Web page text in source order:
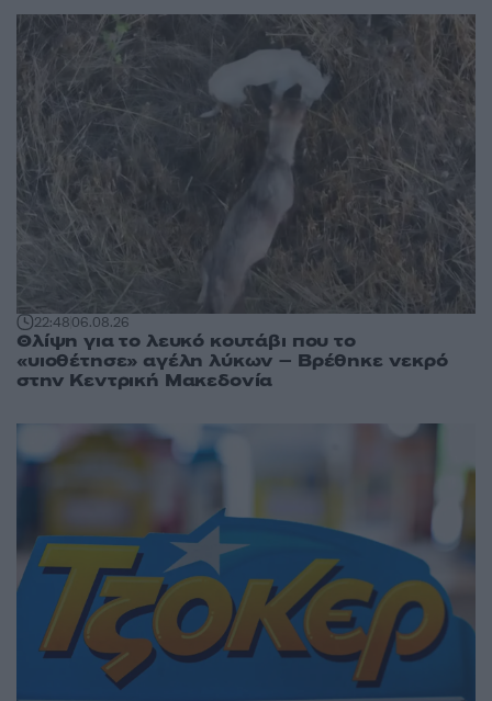
22:4806.08.26
Θλίψη για το λευκό κουτάβι που το
«υιοθέτησε» αγέλη λύκων – Βρέθηκε νεκρό
στην Κεντρική Μακεδονία